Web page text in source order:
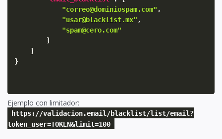
"correo@dominiospam.com" ,
"usar@blacklist.mx" ,
"spam@cero.com"
]
}
}
Ejemplo con limitador:
https://validacion.email/blacklist/list/email?
token_user=TOKEN&limit=100